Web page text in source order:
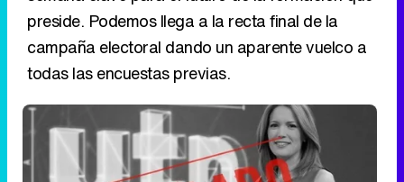
preside. Podemos llega a la recta final de la
campaña electoral dando un aparente vuelco a
todas las encuestas previas.